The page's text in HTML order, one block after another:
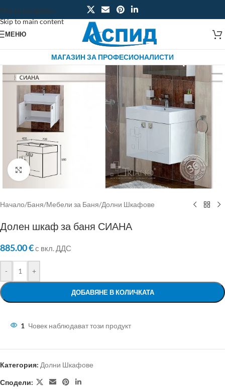
Skip to navigation
Skip to main content
МЕНЮ
МАГАЗИН ЗА ПРОФЕСИОНАЛИСТИ
Click to enlarge
Начало/Баня/Мебели за Баня/Долни Шкафове
Долен шкаф за баня СИАНА
885.00€с вкл. ДДС
- +
ДОБАВЯНЕ В КОЛИЧКАТА
1 Човек наблюдават този продукт
Категория: Долни Шкафове
Сподели: